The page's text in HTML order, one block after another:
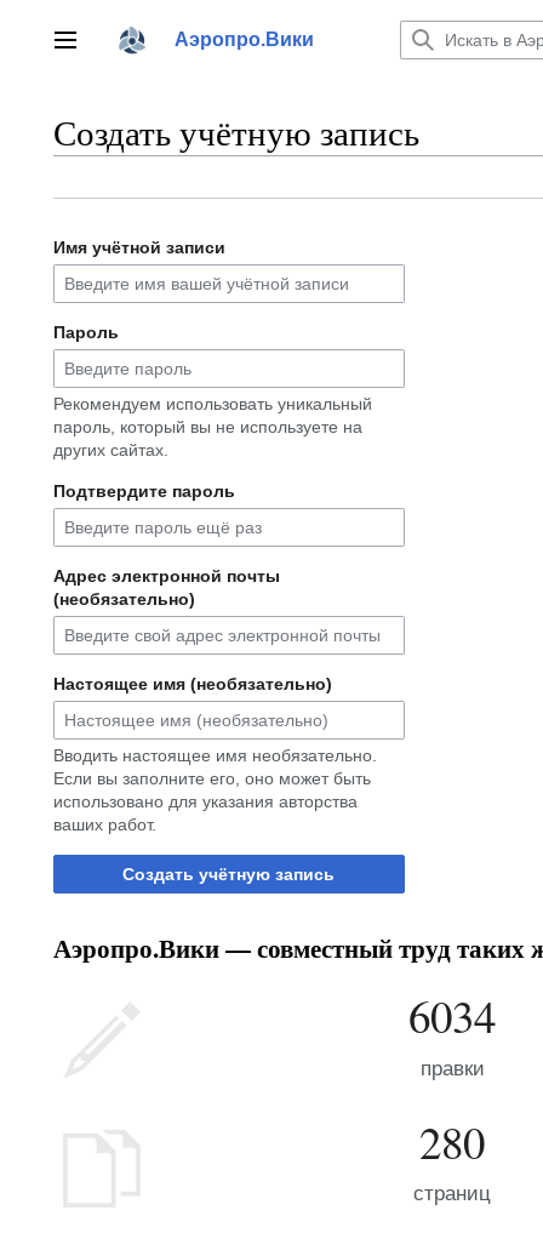
содержаниюГлавное менюАэропро.Вики
Создать учётную запись
Имя учётной записи
Пароль
Рекомендуем использовать уникальный
пароль, который вы не используете на
других сайтах.
Подтвердите пароль
Адрес электронной почты
(необязательно)
Настоящее имя (необязательно)
Вводить настоящее имя необязательно.
Если вы заполните его, оно может быть
использовано для указания авторства
ваших работ.
Создать учётную запись
Аэропро.Вики — совместный труд таких
6034
правки
280
страниц